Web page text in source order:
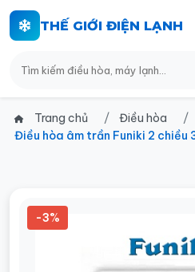
THẾ GIỚI ĐIỆN LẠNH
Trang chủ Điều hòa
Điều hòa âm trần Funiki 2 chiều
-3%